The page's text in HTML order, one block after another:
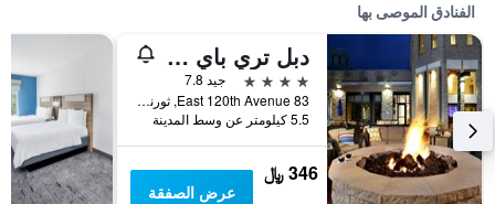
الفنادق الموصى بها
دبل تري باي هيلتون دنفر - ثورنتن
4 نجوم
جيد 7.8
83 East 120th Avenue, ثورنتون, CO, الولايات المتحدة الأميريكية
5.5 كيلومتر عن وسط المدينة
346 ﷼
عرض الصفقة